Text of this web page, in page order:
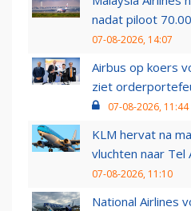
nadat piloot
07-08-2026, 14:07
Airbus op koers
ziet
07-08-2026, 11:44
KLM hervat na
vluchten naar Tel
07-08-2026, 11:10
National Airlines